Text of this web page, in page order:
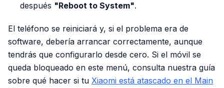
después "Reboot to System".
El teléfono se reiniciará y, si el problema era de
software, debería arrancar correctamente, aunque
tendrás que configurarlo desde cero. Si el móvil se
queda bloqueado en este menú, consulta nuestra guía
sobre qué hacer si tu Xiaomi está atascado en el Main